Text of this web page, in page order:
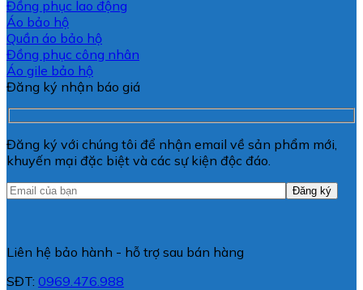
Đồng phục lao động
Áo bảo hộ
Quần áo bảo hộ
Đồng phục công nhân
Áo gile bảo hộ
Đăng ký nhận báo giá
Đăng ký với chúng tôi để nhận email về sản phẩm mới,
khuyến mại đặc biệt và các sự kiện độc đáo.
Liên hệ bảo hành - hỗ trợ sau bán hàng
SĐT: 0969.476.988